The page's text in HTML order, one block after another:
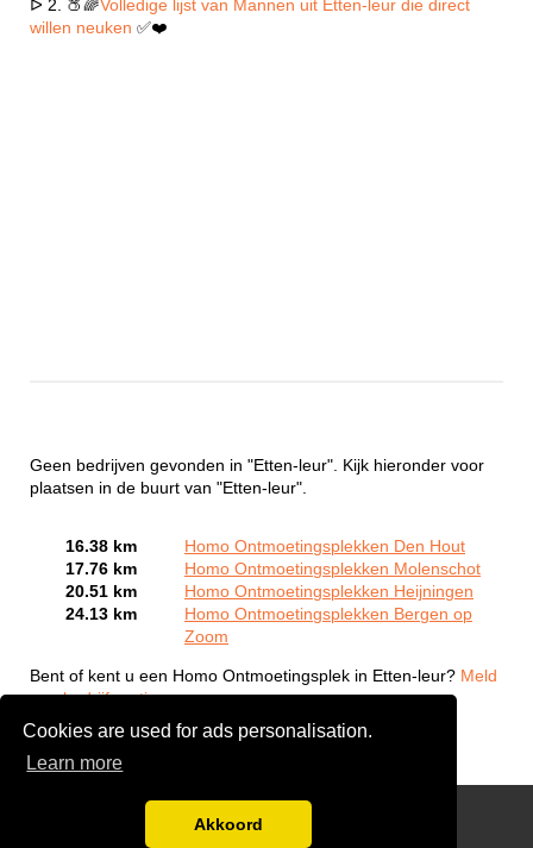
Cookies are used for ads personalisation.
Learn more
Akkoord
ᐅ 2. 🍑🌈Volledige lijst van Mannen uit Etten-leur die direct
willen neuken ✅❤️
Geen bedrijven gevonden in "Etten-leur". Kijk hieronder voor
plaatsen in de buurt van "Etten-leur".
16.38 km
Homo Ontmoetingsplekken Den Hout
17.76 km
Homo Ontmoetingsplekken Molenschot
20.51 km
Homo Ontmoetingsplekken Heijningen
24.13 km
Homo Ontmoetingsplekken Bergen op
Zoom
Bent of kent u een Homo Ontmoetingsplek in Etten-leur? Meld
een bedrijf gratis aan